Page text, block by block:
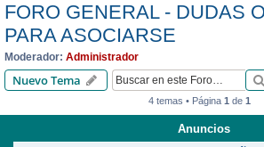
FORO GENERAL - DUDAS
PARA ASOCIARSE
Moderador: Administrador
Nuevo Tema
4 temas • Página 1de 1
Anuncios